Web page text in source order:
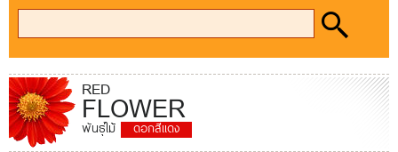
RED
FLOWER
พันธุ์ไม้ ดอกสีแดง